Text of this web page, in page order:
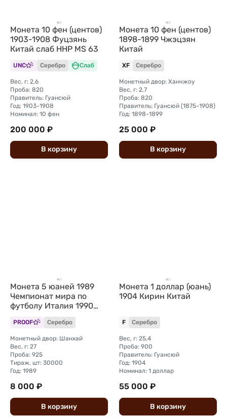
Монета 10 фен (центов)
1903-1908 Фуцзянь
Китай слаб ННР MS 63
UNC Серебро Слаб
Вес, г: 2,6
Проба: 820
Правитель: Гуансюй
Год: 1903-1908
Номинал: 10 фен
200 000 ₽
В корзину
Монета 10 фен (центов)
1898-1899 Чжэцзян
Китай
XF Серебро
Монетный двор: Ханчжоу
Вес, г: 2,7
Проба: 820
Правитель: Гуансюй (1875-1908)
Год: 1898-1899
25 000 ₽
В корзину
Монета 5 юаней 1989
Чемпионат мира по
футболу Италия 1990
PROOF Серебро
Монетный двор: Шанхай
Вес, г: 27
Проба: 925
Тираж, шт: 30000
Год: 1989
8 000 ₽
В корзину
Монета 1 доллар (юань)
1904 Кирин Китай
F Серебро
Вес, г: 25,4
Проба: 900
Правитель: Гуансюй
Год: 1904
Номинал: 1 доллар
55 000 ₽
В корзину